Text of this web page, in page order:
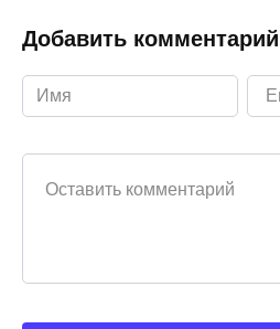
Добавить комментарий